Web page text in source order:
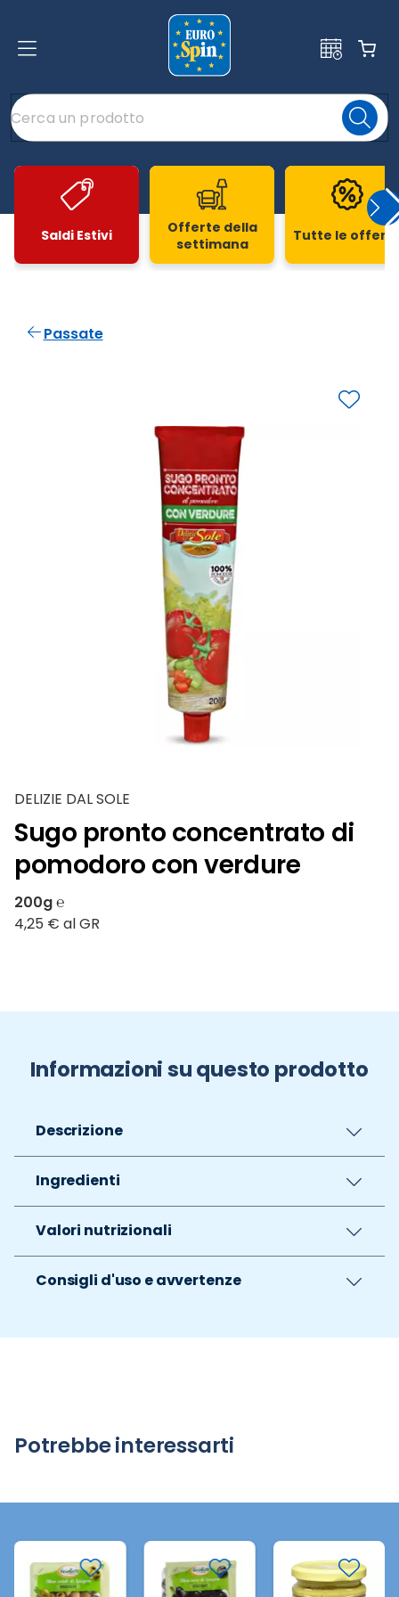
Saldi Estivi
Offerte della
settimana
Tutte le
Passate
DELIZIE DAL SOLE
Sugo pronto concentrato di
pomodoro con verdure
200g ℮
4,25 € al GR
Informazioni su questo prodotto
Descrizione
Ingredienti
Valori nutrizionali
Consigli d'uso e avvertenze
Potrebbe interessarti